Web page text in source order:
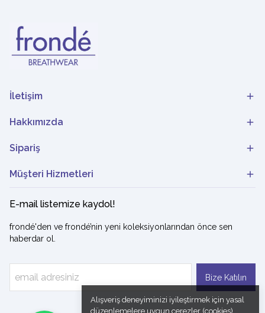
Alışveriş deneyiminizi iyileştirmek için yasal
düzenlemelere uygun çerezler (cookies)
İletişim
Hakkımızda
Sipariş
Müşteri Hizmetleri
E-mail listemize kaydol!
frondé'den ve frondé’nin yeni koleksiyonlarından önce sen
haberdar ol.
Bize Katılın